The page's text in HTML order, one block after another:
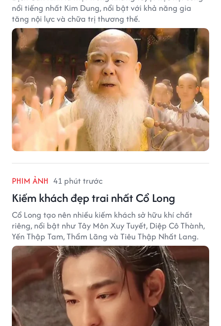
nổi tiếng nhất Kim Dung, nổi bật với khả năng gia
tăng nội lực và chữa trị thương thế.
PHIM ẢNH 41 phút trước
Kiếm khách đẹp trai nhất Cổ Long
Cổ Long tạo nên nhiều kiếm khách sở hữu khí chất
riêng, nổi bật như Tây Môn Xuy Tuyết, Diệp Cô Thành,
Yến Thập Tam, Thẩm Lãng và Tiêu Thập Nhất Lang.